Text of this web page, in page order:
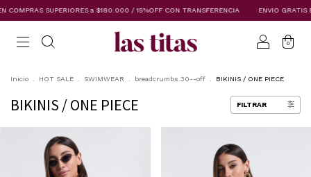
/ 15%OFF CON TRANSFERENCIA ENVIO GRATIS EN COMPRAS
0
Inicio HOT SALE SWIMWEAR breadcrumbs.30--off BIKINIS / ONE PIECE
BIKINIS / ONE PIECE FILTRAR